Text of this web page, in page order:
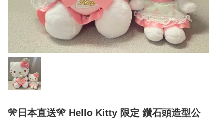
🎌日本直送🎌 Hello Kitty 限定 鑽石頭造型公